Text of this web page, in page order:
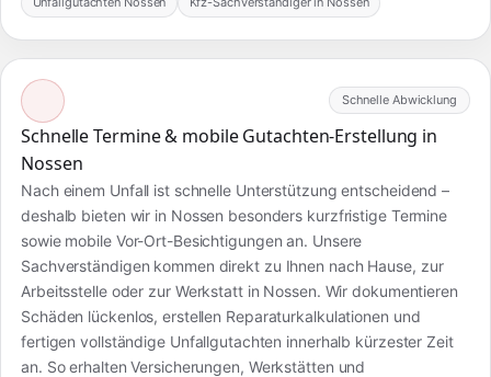
Schnelle Abwicklung
Schnelle Termine & mobile Gutachten-Erstellung in
Nossen
Nach einem Unfall ist schnelle Unterstützung entscheidend –
deshalb bieten wir in Nossen besonders kurzfristige Termine
sowie mobile Vor-Ort-Besichtigungen an. Unsere
Sachverständigen kommen direkt zu Ihnen nach Hause, zur
Arbeitsstelle oder zur Werkstatt in Nossen. Wir dokumentieren
Schäden lückenlos, erstellen Reparaturkalkulationen und
fertigen vollständige Unfallgutachten innerhalb kürzester Zeit
an. So erhalten Versicherungen, Werkstätten und